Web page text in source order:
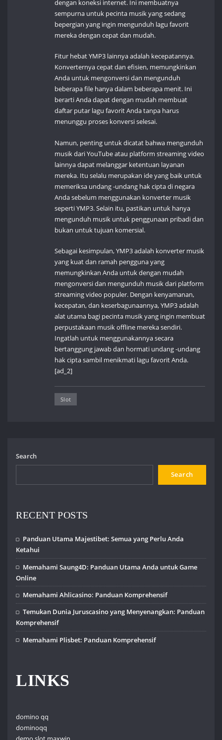
dengan koneksi internet. Ini membuatnya
sempurna untuk pecinta musik yang sedang
bepergian yang ingin mengunduh lagu favorit
mereka dengan cepat dan mudah.
Fitur hebat YMP3 lainnya adalah kecepatannya.
Konverternya cepat dan efisien, memungkinkan
Anda untuk mengonversi dan mengunduh
beberapa file hanya dalam beberapa menit. Ini
berarti Anda dapat dengan mudah membuat
daftar putar lagu favorit Anda tanpa harus
menunggu proses konversi selesai.
Namun, penting untuk dicatat bahwa mengunduh
musik dari YouTube atau platform streaming video
lainnya dapat melanggar ketentuan layanan
mereka. Itu selalu merupakan ide yang baik untuk
memeriksa undang -undang hak cipta di negara
Anda sebelum menggunakan konverter musik
seperti YMP3. Selain itu, pastikan untuk hanya
mengunduh musik untuk penggunaan pribadi dan
bukan untuk tujuan komersial.
Sebagai kesimpulan, YMP3 adalah konverter musik
yang kuat dan ramah pengguna yang
memungkinkan Anda untuk dengan mudah
mengonversi dan mengunduh musik dari platform
streaming video populer. Dengan kenyamanan,
kecepatan, dan keserbagunaannya, YMP3 adalah
alat utama bagi pecinta musik yang ingin membuat
perpustakaan musik offline mereka sendiri.
Ingatlah untuk menggunakannya secara
bertanggung jawab dan hormati undang -undang
hak cipta sambil menikmati lagu favorit Anda.
[ad_2]
Slot
Search
Search
RECENT POSTS
Panduan Utama Majestibet: Semua yang Perlu Anda
Ketahui
Memahami Saung4D: Panduan Utama Anda untuk Game
Online
Memahami Ahlicasino: Panduan Komprehensif
Temukan Dunia Juruscasino yang Menyenangkan: Panduan
Komprehensif
Memahami Plisbet: Panduan Komprehensif
LINKS
domino qq
dominoqq